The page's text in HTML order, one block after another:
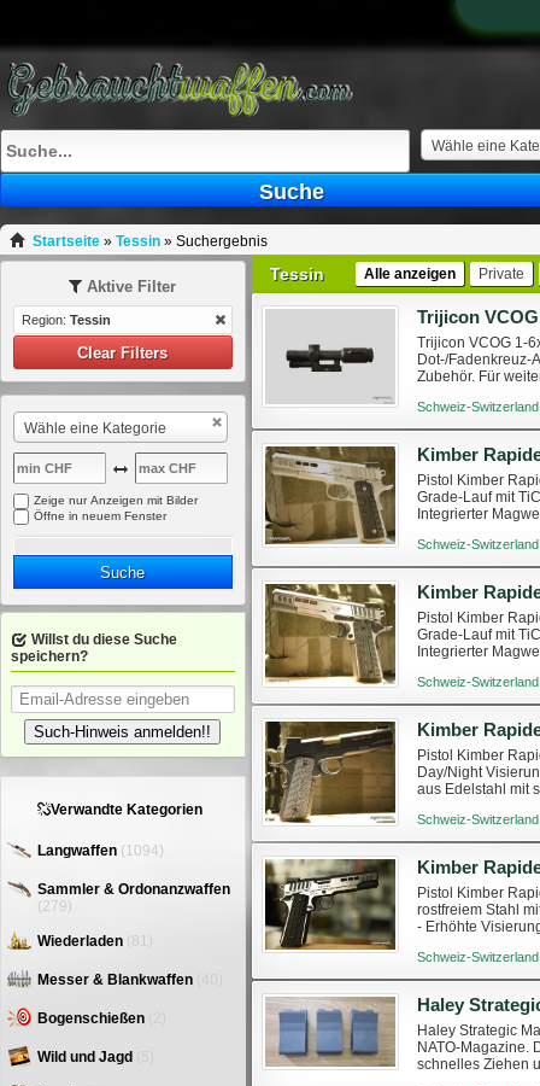
Wähle eine
Suche
Startseite» Tessin» Suchergebnis
Tessin Alle anzeigen Private
Trijicon VCOG 1-
Dot-/Fadenkreuz-
Zubehör. Für
Schweiz-
Kimber
Pistol Kimber
Grade-Lauf mit
Integrierter
Schweiz-
Kimber
Pistol Kimber
Grade-Lauf mit
Integrierter
Schweiz-
Kimber
Pistol Kimber
Day/Night
aus Edelstahl mit
Schweiz-
Pistol Kimber
rostfreiem Stahl
- Erhöhte
Schweiz-
Haley Strategic
NATO-Magazine.
schnelles Ziehen
Aktive Filter
Region: Tessin
Clear Filters
Wähle eine Kategorie
Zeige nur Anzeigen mit Bilder
Öffne in neuem Fenster
Suche
Willst du diese Suche
speichern?
Such-Hinweis anmelden!!
Verwandte Kategorien
Langwaffen (1094)
Sammler & Ordonanzwaffen
(279)
Wiederladen (81)
Messer & Blankwaffen
Bogenschießen
Wild und Jagd